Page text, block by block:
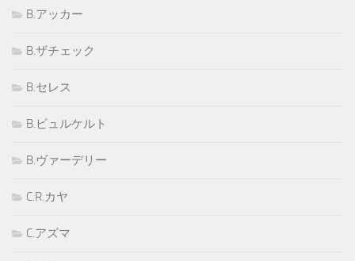
B.アッカー
B.ザチェック
B.セレス
B.ビュルケルト
B.ヴァーデリー
C.R.カヤ
C.アズマ